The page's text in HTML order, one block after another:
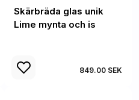
Skärbräda glas unik
Lime mynta och is
849.00 SEK